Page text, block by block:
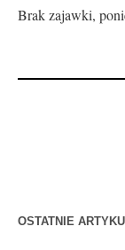
Brak zajawki,
OSTATNIE